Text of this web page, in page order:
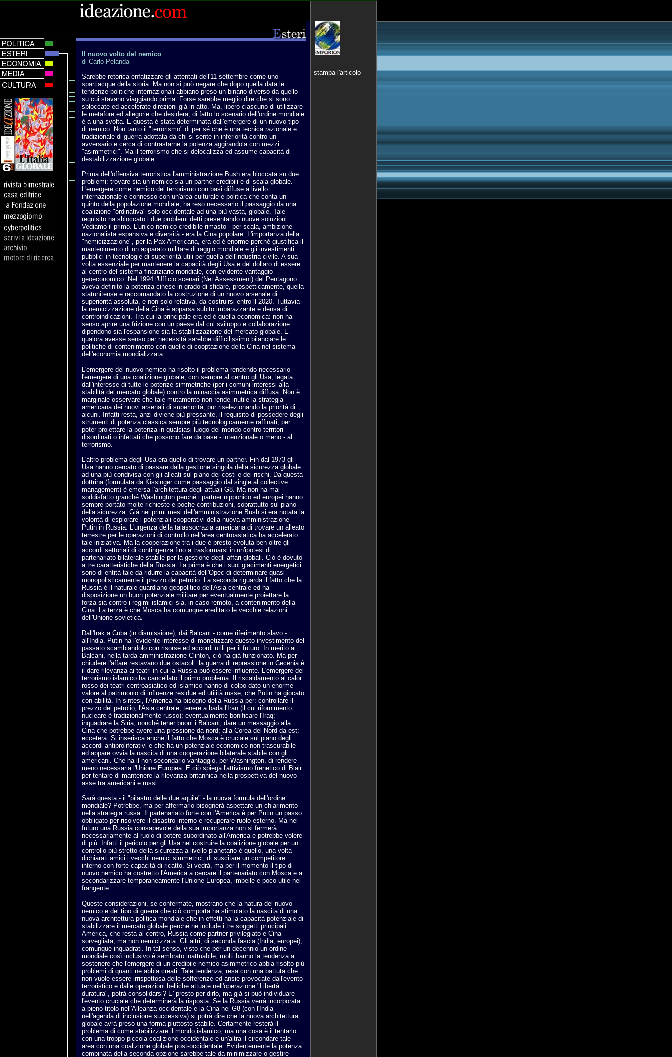
Il nuovo volto del nemico
di Carlo Pelanda
Sarebbe retorica enfatizzare gli attentati dell'11 settembre come uno
spartiacque della storia. Ma non si può negare che dopo quella data le
tendenze politiche internazionali abbiano preso un binario diverso da quello
su cui stavano viaggiando prima. Forse sarebbe meglio dire che si sono
sbloccate ed accelerate direzioni già in atto. Ma, libero ciascuno di utilizzare
le metafore ed allegorie che desidera, di fatto lo scenario dell'ordine mondiale
è a una svolta. E questa è stata determinata dall'emergere di un nuovo tipo
di nemico. Non tanto il "terrorismo" di per sé che è una tecnica razionale e
tradizionale di guerra adottata da chi si sente in inferiorità contro un
avversario e cerca di contrastarne la potenza aggirandola con mezzi
"asimmetrici". Ma il terrorismo che si delocalizza ed assume capacità di
destabilizzazione globale.
Prima dell'offensiva terroristica l'amministrazione Bush era bloccata su due
problemi: trovare sia un nemico sia un partner credibili e di scala globale.
L'emergere come nemico del terrorismo con basi diffuse a livello
internazionale e connesso con un'area culturale e politica che conta un
quinto della popolazione mondiale, ha reso necessario il passaggio da una
coalizione "ordinativa" solo occidentale ad una più vasta, globale. Tale
requisito ha sbloccato i due problemi detti presentando nuove soluzioni.
Vediamo il primo. L'unico nemico credibile rimasto - per scala, ambizione
nazionalista espansiva e diversità - era la Cina popolare. L'importanza della
"nemicizzazione", per la Pax Americana, era ed è enorme perché giustifica il
mantenimento di un apparato militare di raggio mondiale e gli investimenti
pubblici in tecnologie di superiorità utili per quella dell'industria civile. A sua
volta essenziale per mantenere la capacità degli Usa e del dollaro di essere
al centro del sistema finanziario mondiale, con evidente vantaggio
geoeconomico. Nel 1994 l'Ufficio scenari (Net Assessment) del Pentagono
aveva definito la potenza cinese in grado di sfidare, prospetticamente, quella
statunitense e raccomandato la costruzione di un nuovo arsenale di
superiorità assoluta, e non solo relativa, da costruirsi entro il 2020. Tuttavia
la nemicizzazione della Cina è apparsa subito imbarazzante e densa di
controindicazioni. Tra cui la principale era ed è quella economica: non ha
senso aprire una frizione con un paese dal cui sviluppo e collaborazione
dipendono sia l'espansione sia la stabilizzazione del mercato globale. E
qualora avesse senso per necessità sarebbe difficilissimo bilanciare le
politiche di contenimento con quelle di cooptazione della Cina nel sistema
dell'economia mondializzata.
L'emergere del nuovo nemico ha risolto il problema rendendo necessario
l'emergere di una coalizione globale, con sempre al centro gli Usa, legata
dall'interesse di tutte le potenze simmetriche (per i comuni interessi alla
stabilità del mercato globale) contro la minaccia asimmetrica diffusa. Non è
marginale osservare che tale mutamento non rende inutile la strategia
americana dei nuovi arsenali di superiorità, pur riselezionando la priorità di
alcuni. Infatti resta, anzi diviene più pressante, il requisito di possedere degli
strumenti di potenza classica sempre più tecnologicamente raffinati, per
poter proiettare la potenza in qualsiasi luogo del mondo contro territori
disordinati o infettati che possono fare da base - intenzionale o meno - al
terrorismo.
L'altro problema degli Usa era quello di trovare un partner. Fin dal 1973 gli
Usa hanno cercato di passare dalla gestione singola della sicurezza globale
ad una più condivisa con gli alleati sul piano dei costi e dei rischi. Da questa
dottrina (formulata da Kissinger come passaggio dal single al collective
management) è emersa l'architettura degli attuali G8. Ma non ha mai
soddisfatto granché Washington perché i partner nipponico ed europei hanno
sempre portato molte richieste e poche contribuzioni, soprattutto sul piano
della sicurezza. Già nei primi mesi dell'amministrazione Bush si era notata la
volontà di esplorare i potenziali cooperativi della nuova amministrazione
Putin in Russia. L'urgenza della talassocrazia americana di trovare un alleato
terrestre per le operazioni di controllo nell'area centroasiatica ha accelerato
tale iniziativa. Ma la cooperazione tra i due è presto evoluta ben oltre gli
accordi settoriali di contingenza fino a trasformarsi in un'ipotesi di
partenariato bilaterale stabile per la gestione degli affari globali. Ciò è dovuto
a tre caratteristiche della Russia. La prima è che i suoi giacimenti energetici
sono di entità tale da ridurre la capacità dell'Opec di determinare quasi
monopolisticamente il prezzo del petrolio. La seconda riguarda il fatto che la
Russia è il naturale guardiano geopolitico dell'Asia centrale ed ha
disposizione un buon potenziale militare per eventualmente proiettare la
forza sia contro i regimi islamici sia, in caso remoto, a contenimento della
Cina. La terza è che Mosca ha comunque ereditato le vecchie relazioni
dell'Unione sovietica.
Dall'Irak a Cuba (in dismissione), dai Balcani - come riferimento slavo -
all'India. Putin ha l'evidente interesse di monetizzare questo investimento del
passato scambiandolo con risorse ed accordi utili per il futuro. In merito ai
Balcani, nella tarda amministrazione Clinton, ciò ha già funzionato. Ma per
chiudere l'affare restavano due ostacoli: la guerra di repressione in Cecenia è
il dare rilevanza ai teatri in cui la Russia può essere influente. L'emergere del
terrorismo islamico ha cancellato il primo problema. Il riscaldamento al calor
rosso dei teatri centroasiatico ed islamico hanno di colpo dato un enorme
valore al patrimonio di influenze residue ed utilità russe, che Putin ha giocato
con abilità. In sintesi, l'America ha bisogno della Russia per: controllare il
prezzo del petrolio; l'Asia centrale; tenere a bada l'Iran (il cui rifornimento
nucleare è tradizionalmente russo); eventualmente bonificare l'Iraq;
inquadrare la Siria; nonché tener buoni i Balcani; dare un messaggio alla
Cina che potrebbe avere una pressione da nord; alla Corea del Nord da est;
eccetera. Si inserisca anche il fatto che Mosca è cruciale sul piano degli
accordi antiproliferativi e che ha un potenziale economico non trascurabile
ed appare ovvia la nascita di una cooperazione bilaterale stabile con gli
americani. Che ha il non secondario vantaggio, per Washington, di rendere
meno necessaria l'Unione Europea. E ciò spiega l'attivismo frenetico di Blair
per tentare di mantenere la rilevanza britannica nella prospettiva del nuovo
asse tra americani e russi.
Sarà questa - il "pilastro delle due aquile" - la nuova formula dell'ordine
mondiale? Potrebbe, ma per affermarlo bisognerà aspettare un chiarimento
nella strategia russa. Il partenariato forte con l'America è per Putin un passo
obbligato per risolvere il disastro interno e recuperare ruolo esterno. Ma nel
futuro una Russia consapevole della sua importanza non si fermerà
necessariamente al ruolo di potere subordinato all'America e potrebbe volere
di più. Infatti il pericolo per gli Usa nel costruire la coalizione globale per un
controllo più stretto della sicurezza a livello planetario è quello, una volta
dichiarati amici i vecchi nemici simmetrici, di suscitare un competitore
interno con forte capacità di ricatto. Si vedrà, ma per il momento il tipo di
nuovo nemico ha costretto l'America a cercare il partenariato con Mosca e a
secondarizzare temporaneamente l'Unione Europea, imbelle e poco utile nel
frangente.
Queste considerazioni, se confermate, mostrano che la natura del nuovo
nemico e del tipo di guerra che ciò comporta ha stimolato la nascita di una
nuova architettura politica mondiale che in effetti ha la capacità potenziale di
stabilizzare il mercato globale perché ne include i tre soggetti principali:
America, che resta al centro, Russia come partner privilegiato e Cina
sorvegliata, ma non nemicizzata. Gli altri, di seconda fascia (India, europei),
comunque inquadrati. In tal senso, visto che per un decennio un ordine
mondiale così inclusivo è sembrato inattuabile, molti hanno la tendenza a
sostenere che l'emergere di un credibile nemico asimmetrico abbia risolto più
problemi di quanti ne abbia creati. Tale tendenza, resa con una battuta che
non vuole essere irrispettosa delle sofferenze ed ansie provocate dall'evento
terroristico e dalle operazioni belliche attuate nell'operazione "Libertà
duratura", potrà consolidarsi? E' presto per dirlo, ma già si può individuare
l'evento cruciale che determinerà la risposta. Se la Russia verrà incorporata
a pieno titolo nell'Alleanza occidentale e la Cina nei G8 (con l'India
nell'agenda di inclusione successiva) si potrà dire che la nuova architettura
globale avrà preso una forma piuttosto stabile. Certamente resterà il
problema di come stabilizzare il mondo islamico, ma una cosa è il tentarlo
con una troppo piccola coalizione occidentale e un'altra il circondare tale
area con una coalizione globale post-occidentale. Evidentemente la potenza
combinata della seconda opzione sarebbe tale da minimizzare o gestire
stampa l'articolo